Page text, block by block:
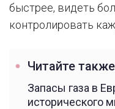
быстрее, видеть
контролировать
Читайте также
Запасы газа в
исторического